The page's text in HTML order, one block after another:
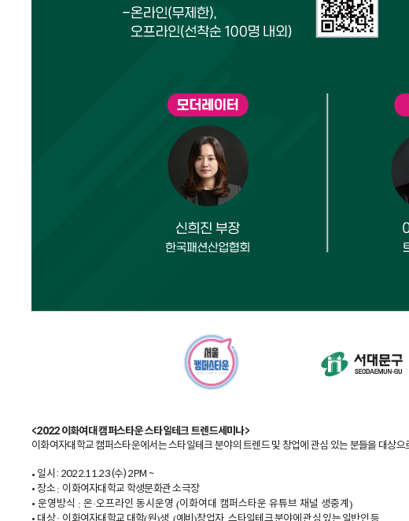
<2022 이화여대 캠퍼스타운 스타일테크 트렌드세미나>
이화여자대학교 캠퍼스타운에서는 스타일테크 분야의 트렌드 및 창업에 관심 있는 분들을 대상
• 일시 : 2022.11.23 (수) 2PM ~
• 장소 : 이화여자대학교 학생문화관 소극장
• 운영방식 : 온·오프라인 동시운영 (이화여대 캠퍼스타운 유튜브 채널 생중계 )